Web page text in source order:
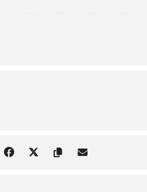
muziku Srbije,